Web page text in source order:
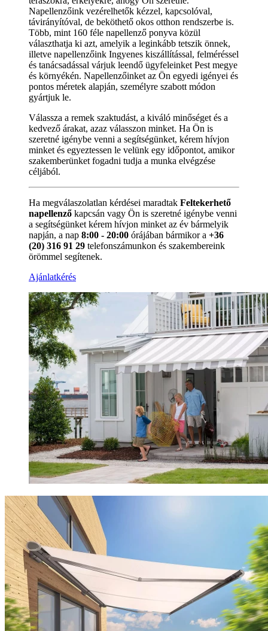
Napellenzőink vezérelhetők kézzel, kapcsolóval,
távirányítóval, de beköthető okos otthon rendszerbe is.
Több, mint 160 féle napellenző ponyva közül
választhatja ki azt, amelyik a leginkább tetszik önnek,
illetve napellenzőink Ingyenes kiszállítással, felméréssel
és tanácsadással várjuk leendő ügyfeleinket Pest megye
és környékén. Napellenzőinket az Ön egyedi igényei és
pontos méretek alapján, személyre szabott módon
gyártjuk le.
Válassza a remek szaktudást, a kiváló minőséget és a
kedvező árakat, azaz válasszon minket. Ha Ön is
szeretné igénybe venni a segítségünket, kérem hívjon
minket és egyeztessen le velünk egy időpontot, amikor
szakemberünket fogadni tudja a munka elvégzése
céljából.
Ha megválaszolatlan kérdései maradtak Feltekerhető
napellenző kapcsán vagy Ön is szeretné igénybe venni
a segítségünket kérem hívjon minket az év bármelyik
napján, a nap 8:00 - 20:00 órájában bármikor a +36
(20) 316 91 29 telefonszámunkon és szakembereink
örömmel segítenek.
Ajánlatkérés